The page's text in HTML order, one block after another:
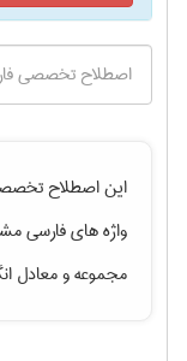
این اصطلاح
واژه های فارسی
مجموعهو معادل